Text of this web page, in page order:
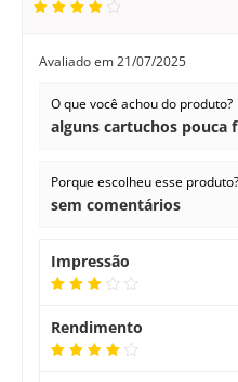
Avaliado em21/07/2025
O que você achou do produto?
alguns cartuchos pouca
Porque escolheu esse produto?
sem comentários
Impressão
Rendimento